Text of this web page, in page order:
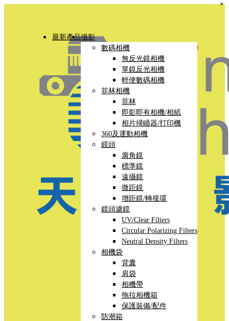
最新產品攝影
數碼相機
無反光鏡相機
單鏡反光相機
輕便數碼相機
菲林相機
菲林
即影即有相機/相紙
相片掃瞄器/打印機
360及運動相機
鏡頭
廣角鏡
標準鏡
遠攝鏡
微距鏡
增距鏡/轉接環
鏡頭濾鏡
UV/Clear Filters
Circular Polarizing Filters
Neutral Density Filters
相機袋
背囊
肩袋
相機帶
拖拉相機箱
保護裝備/配件
防潮箱
×